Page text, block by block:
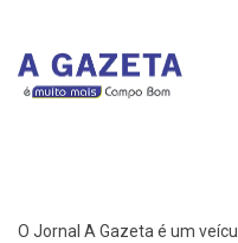
O Jornal A Gazeta é um